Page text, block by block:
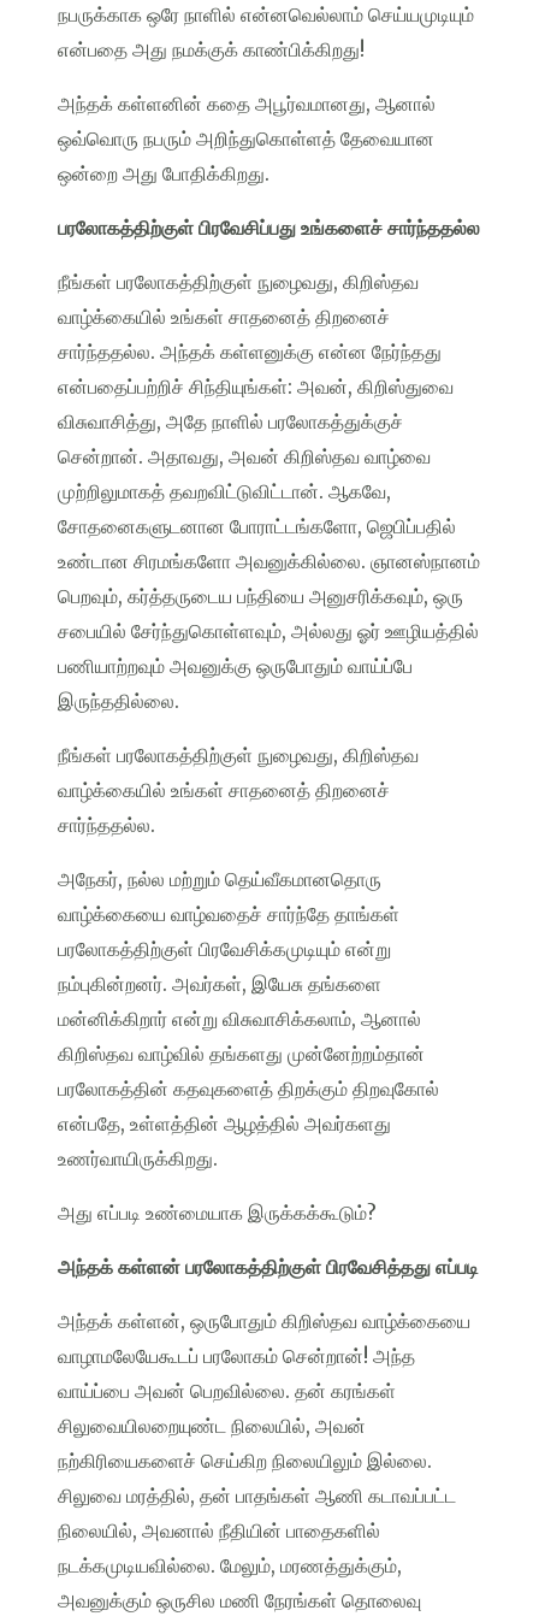
நபருக்காக ஒரே நாளில் என்னவெல்லாம் செய்யமுடியும்
என்பதை அது நமக்குக் காண்பிக்கிறது!
அந்தக் கள்ளனின் கதை அபூர்வமானது, ஆனால்
ஒவ்வொரு நபரும் அறிந்துகொள்ளத் தேவையான
ஒன்றை அது போதிக்கிறது.
பரலோகத்திற்குள் பிரவேசிப்பது உங்களைச் சார்ந்ததல்ல
நீங்கள் பரலோகத்திற்குள் நுழைவது, கிறிஸ்தவ
வாழ்க்கையில் உங்கள் சாதனைத் திறனைச்
சார்ந்ததல்ல. அந்தக் கள்ளனுக்கு என்ன நேர்ந்தது
என்பதைப்பற்றிச் சிந்தியுங்கள்: அவன், கிறிஸ்துவை
விசுவாசித்து, அதே நாளில் பரலோகத்துக்குச்
சென்றான். அதாவது, அவன் கிறிஸ்தவ வாழ்வை
முற்றிலுமாகத் தவறவிட்டுவிட்டான். ஆகவே,
சோதனைகளுடனான போராட்டங்களோ, ஜெபிப்பதில்
உண்டான சிரமங்களோ அவனுக்கில்லை. ஞானஸ்நானம்
பெறவும், கர்த்தருடைய பந்தியை அனுசரிக்கவும், ஒரு
சபையில் சேர்ந்துகொள்ளவும், அல்லது ஓர் ஊழியத்தில்
பணியாற்றவும் அவனுக்கு ஒருபோதும் வாய்ப்பே
இருந்ததில்லை.
நீங்கள் பரலோகத்திற்குள் நுழைவது, கிறிஸ்தவ
வாழ்க்கையில் உங்கள் சாதனைத் திறனைச்
சார்ந்ததல்ல.
அநேகர், நல்ல மற்றும் தெய்வீகமானதொரு
வாழ்க்கையை வாழ்வதைச் சார்ந்தே தாங்கள்
பரலோகத்திற்குள் பிரவேசிக்கமுடியும் என்று
நம்புகின்றனர். அவர்கள், இயேசு தங்களை
மன்னிக்கிறார் என்று விசுவாசிக்கலாம், ஆனால்
கிறிஸ்தவ வாழ்வில் தங்களது முன்னேற்றம்தான்
பரலோகத்தின் கதவுகளைத் திறக்கும் திறவுகோல்
என்பதே, உள்ளத்தின் ஆழத்தில் அவர்களது
உணர்வாயிருக்கிறது.
அது எப்படி உண்மையாக இருக்கக்கூடும்?
அந்தக் கள்ளன் பரலோகத்திற்குள் பிரவேசித்தது எப்படி
அந்தக் கள்ளன், ஒருபோதும் கிறிஸ்தவ வாழ்க்கையை
வாழாமலேயேகூடப் பரலோகம் சென்றான்! அந்த
வாய்ப்பை அவன் பெறவில்லை. தன் கரங்கள்
சிலுவையிலறையுண்ட நிலையில், அவன்
நற்கிரியைகளைச் செய்கிற நிலையிலும் இல்லை.
சிலுவை மரத்தில், தன் பாதங்கள் ஆணி கடாவப்பட்ட
நிலையில், அவனால் நீதியின் பாதைகளில்
நடக்கமுடியவில்லை. மேலும், மரணத்துக்கும்,
அவனுக்கும் ஒருசில மணி நேரங்கள் தொலைவு